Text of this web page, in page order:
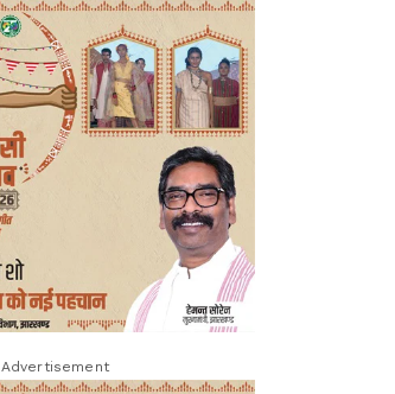
Advertisement